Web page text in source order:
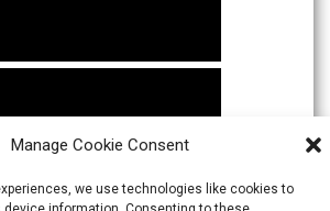
Manage Cookie Consent
we use technologies like cookies to